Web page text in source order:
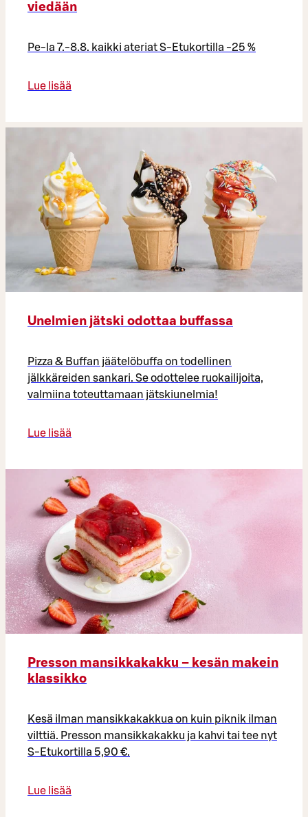
viedään
Pe-la 7.-8.8. kaikki ateriat S-Etukortilla -25 %
Lue lisää
Unelmien jätski odottaa buffassa
Pizza & Buffan jäätelöbuffa on todellinen
jälkkäreiden sankari. Se odottelee ruokailijoita,
valmiina toteuttamaan jätskiunelmia!
Lue lisää
Presson mansikkakakku – kesän makein
klassikko
Kesä ilman mansikkakakkua on kuin piknik ilman
vilttiä. Presson mansikkakakku ja kahvi tai tee nyt
S-Etukortilla 5,90 €.
Lue lisää